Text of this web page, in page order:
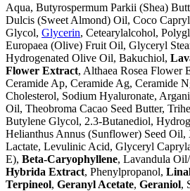
Aqua, Butyrospermum Parkii (Shea)
Dulcis (Sweet Almond) Oil, Coco
Glycol, Glycerin, Cetearylalcohol,
Europaea (Olive) Fruit Oil, Glyceryl
Hydrogenated Olive Oil, Bakuchiol,
Flower Extract, Althaea Rosea Flower
Ceramide Ap, Ceramide Ag, Ceramide
Cholesterol, Sodium Hyaluronate,
Oil, Theobroma Cacao Seed Butter,
Butylene Glycol, 2.3-Butanediol,
Helianthus Annus (Sunflower) Seed
Lactate, Levulinic Acid, Glyceryl
E), Beta-Caryophyllene, Lavandula
Hybrida Extract, Phenylpropanol,
Terpineol, Geranyl Acetate, Geraniol,